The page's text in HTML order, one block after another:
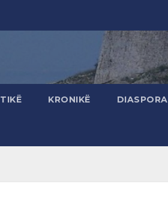
KRONIKË DIASPORA